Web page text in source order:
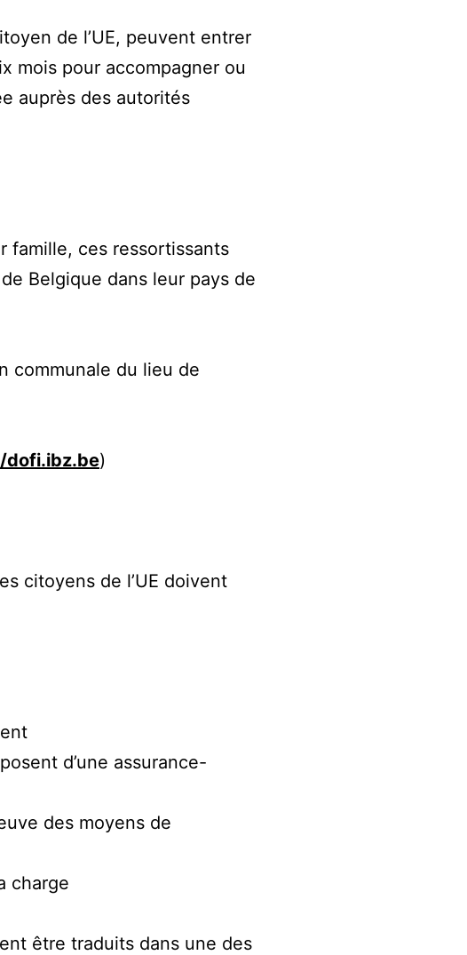
de l’UE, peuvent entrer
mois pour accompagner ou
auprès des autorités
famille, ces ressortissants
Belgique dans leur pays de
communale du lieu de
)
citoyens de l’UE doivent
d’une assurance-
des moyens de
charge
être traduits dans une des